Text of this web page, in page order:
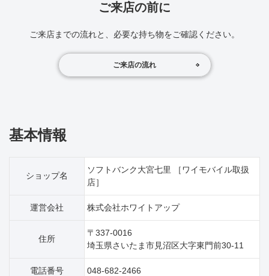
ご来店の前に
ご来店までの流れと、必要な持ち物をご確認ください。
ご来店の流れ
基本情報
ショップ名
ソフトバンク大宮七里 ［ワイモバイル取扱
店］
運営会社 株式会社ホワイトアップ
住所
〒337-0016
埼玉県さいたま市見沼区大字東門前30‐11
電話番号 048-682-2466